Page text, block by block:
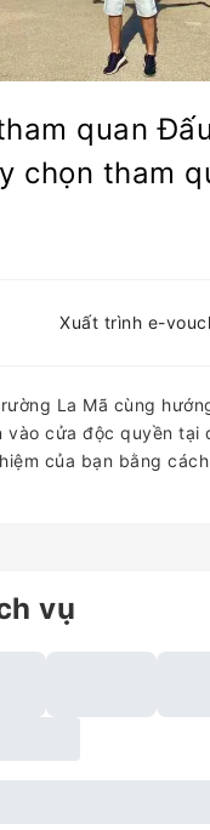
quan
chọn tham
Xuất trình e-
La Mã cùng
vào cửa độc quyền
của bạn bằng
vụ